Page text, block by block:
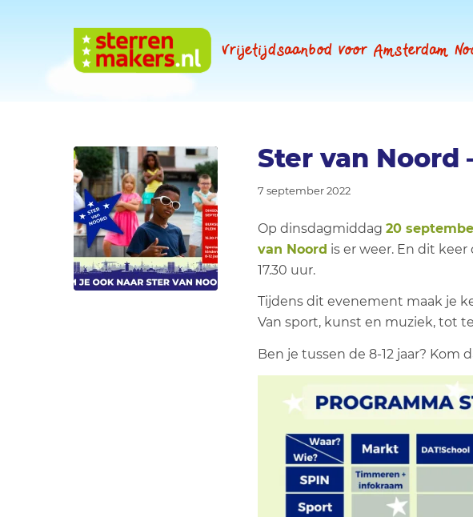
Vrijetijdsaanbod voor Amsterdam
Ster van Noord
7 september 2022
Op dinsdagmiddag 20
van Noord is er weer. En dit keer
17.30 uur.
Tijdens dit evenement maak je
Van sport, kunst en muziek, tot
Ben je tussen de 8-12 jaar? Kom